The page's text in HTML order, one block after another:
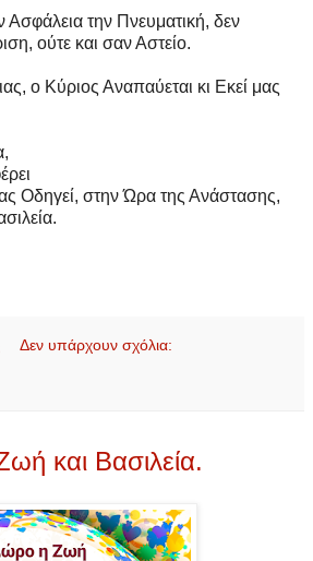
Ασφάλεια την Πνευματική, δεν
ούτε και σαν Αστείο.
ο Κύριος Αναπαύεται κι Εκεί μας
Οδηγεί, στην Ώρα της Ανάστασης,
Δεν υπάρχουν σχόλια:
και Βασιλεία.